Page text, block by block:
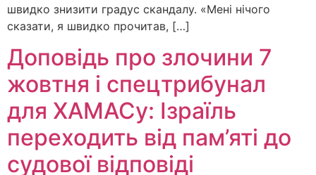
швидко знизити градус скандалу. «Мені нічого
сказати, я швидко прочитав, […]
Доповідь про злочини 7
жовтня і спецтрибунал
для ХАМАСу: Ізраїль
переходить від пам’яті до
судової відповіді